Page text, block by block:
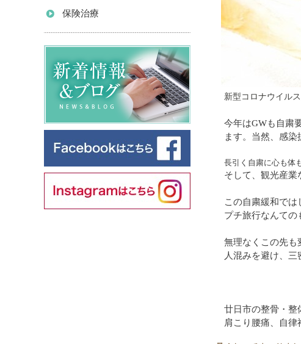
新型コロナウイル
今年はGWも自粛
ます。当然、感染
長引く自粛に心も体
そして、観光産業
この自粛緩和で
プチ旅行なんての
無理なくこの先も
人混みを避け、三
廿日市の整骨・整
肩こり腰痛、自律
保険治療